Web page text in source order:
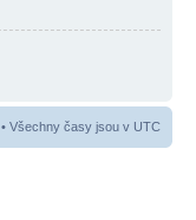
• Všechny časy jsou v UTC